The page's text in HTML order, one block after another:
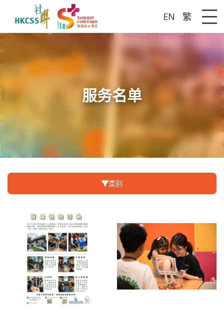
EN 繁
服务名单
类别